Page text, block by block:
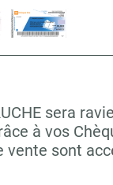
sera
à vos
sont